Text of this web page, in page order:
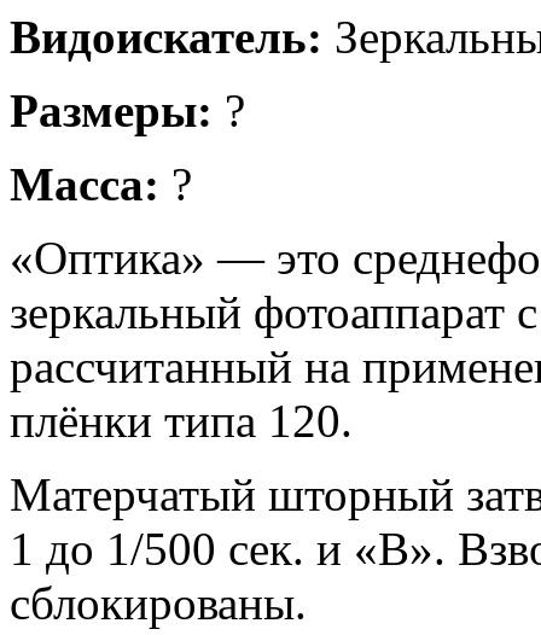
Видоискатель:
Размеры: ?
Масса: ?
«Оптика» — это
зеркальный
рассчитанный на
плёнки типа 120.
Матерчатый шторный
1 до 1/500 сек. и «В».
сблокированы.